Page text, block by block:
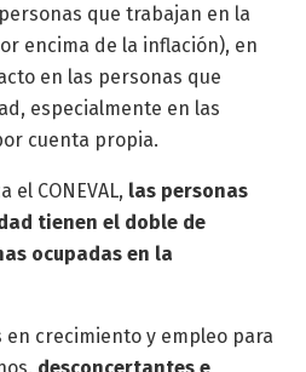
que trabajan en la
encima de la inflación), en
en las personas que
especialmente en las
cuenta propia.
el CONEVAL, las personas
tienen el doble de
ocupadas en la
crecimiento y empleo para